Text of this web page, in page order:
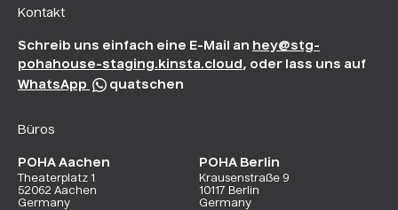
Kontakt
Schreib uns einfach eine E-Mail an hey@stg-
pohahouse-staging.kinsta.cloud , oder lass uns auf
WhatsApp
quatschen
Büros
POHA Aachen
Theaterplatz 1
52062 Aachen
Germany
POHA Berlin
Krausenstraße 9
10117 Berlin
Germany